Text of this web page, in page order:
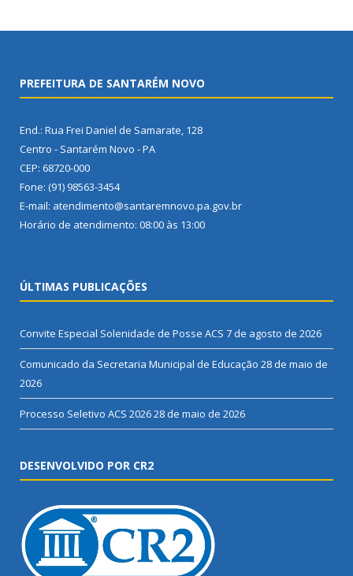
PREFEITURA DE SANTARÉM NOVO
End.: Rua Frei Daniel de Samarate, 128
Centro - Santarém Novo - PA
CEP: 68720-000
Fone: (91) 98563-3454
E-mail: atendimento@santaremnovo.pa.gov.br
Horário de atendimento: 08:00 às 13:00
ÚLTIMAS PUBLICAÇÕES
Convite Especial Solenidade de Posse ACS 7 de agosto de 2026
Comunicado da Secretaria Municipal de Educação 28 de maio de
2026
Processo Seletivo ACS 202628 de maio de 2026
DESENVOLVIDO POR CR2